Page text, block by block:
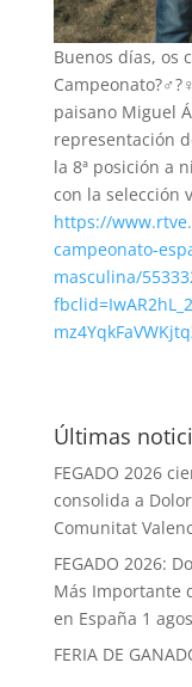
Buenos días, os
Campeonato?‍♂️?‍♀️
paisano Miguel
representación
la 8️ªposición a
con la selección
https://
campeonato-
masculina/
Últimas
FEGADO 2026
consolida a
Comunitat
FEGADO 2026:
Más Importante
en España 1
FERIA DE